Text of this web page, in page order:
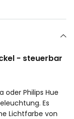
- steuerbar
oder Philips Hue
Es
Lichtfarbe von